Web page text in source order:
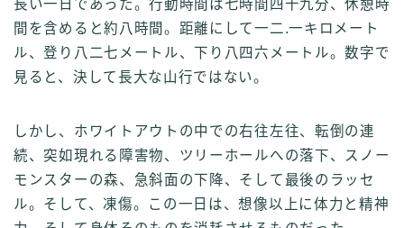
長い一日であった。行動時間は七時間四十九分、休憩時
間を含めると約八時間。距離にして一二.一キロメート
ル、登り八二七メートル、下り八四六メートル。数字で
見ると、決して長大な山行ではない。
しかし、ホワイトアウトの中での右往左往、転倒の連
続、突如現れる障害物、ツリーホールへの落下、スノー
モンスターの森、急斜面の下降、そして最後のラッセ
ル。そして、凍傷。この一日は、想像以上に体力と精神